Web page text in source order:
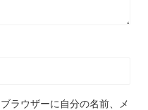
ラウザーに自分の名前、メ